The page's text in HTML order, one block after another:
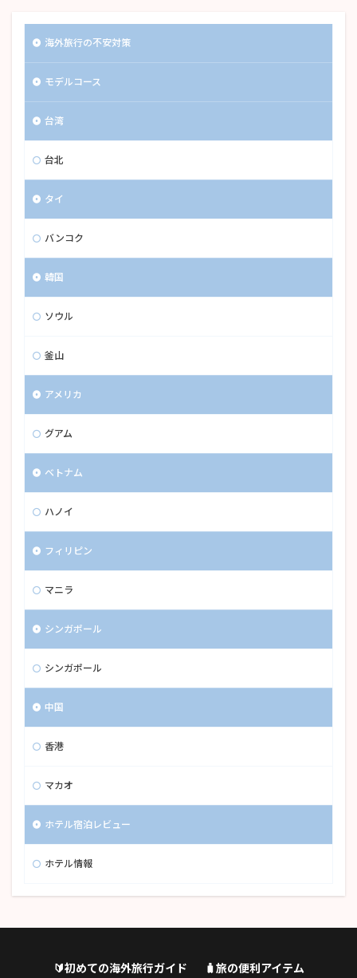
海外旅行の不安対策
モデルコース
台湾
台北
タイ
バンコク
韓国
ソウル
釜山
アメリカ
グアム
ベトナム
ハノイ
フィリピン
マニラ
シンガポール
シンガポール
中国
香港
マカオ
ホテル宿泊レビュー
ホテル情報
🔰初めての海外旅行ガイド 🧳旅の便利アイテム